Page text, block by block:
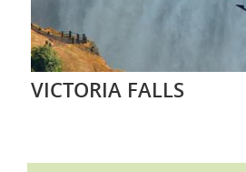
VICTORIA FALLS